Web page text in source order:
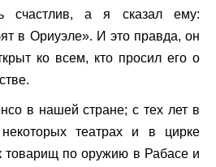
счастлив, а я сказал ему:
в Ориуэле». И это правда, он
ко всем, кто просил его о
в нашей стране; с тех лет в
театрах и в цирке
товарищ по оружию в Рабасе и